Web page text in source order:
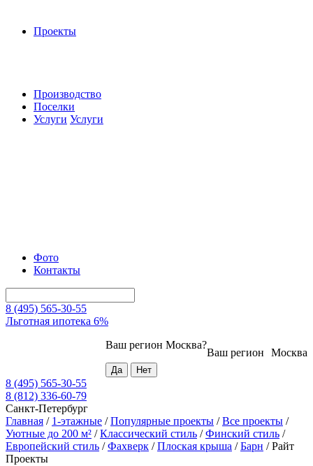
Проекты
Производство
Поселки
Услуги Услуги
Фото
Контакты
8 (495) 565-30-55
Льготная ипотека 6%
Москва
Ваш регион
Ваш регион Москва?
8 (495) 565-30-55
8 (812) 336-60-79
Санкт-Петербург
Главная / 1-этажные /Популярные проекты /Все проекты /
Уютные до 200 м² /Классический стиль /Финский стиль /
Европейский стиль /Фахверк /Плоская крыша /Барн /Райт
Проекты